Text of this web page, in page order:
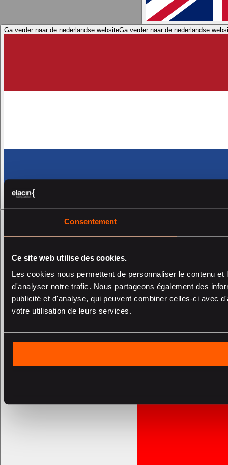
Consentement
Ce site web utilise des cookies.
Les cookies nous permettent de personnaliser le contenu
d'analyser notre trafic. Nous partageons également des
publicité et d'analyse, qui peuvent combiner celles-ci avec
votre utilisation de leurs services.
Ga verder naar de nederlandse websiteGa verder naar de nederlandse